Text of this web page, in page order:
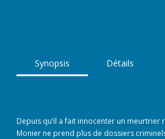
Synopsis Détails
Depuis qu’il a fait innocenter un meurtrier
Monier ne prend plus de dossiers